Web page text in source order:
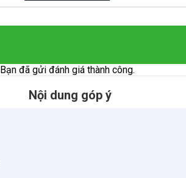
Bạn đã gửi đánh giá thành công.
Nội dung góp ý